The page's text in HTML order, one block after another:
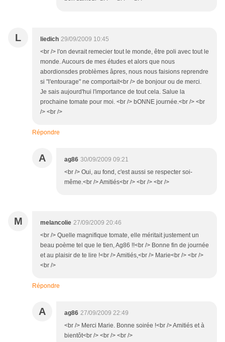
L liedich 29/09/2009 10:45
<br /> l'on devrait remecier tout le monde, être poli avec tout le
monde. Aucours de mes études et alors que nous
abordionsdes problèmes âpres, nous nous faisions reprendre
si "l'entourage" ne comportait<br /> de bonjour ou de merci.
Je sais aujourd'hui l'importance de tout cela. Salue la
prochaine tomate pour moi. <br /> bONNE journée.<br /> <br
/> <br />
Répondre
A ag86 30/09/2009 09:21
<br /> Oui, au fond, c'est aussi se respecter soi-
même.<br /> Amitiés<br /> <br /> <br />
M melancolie 27/09/2009 20:46
<br /> Quelle magnifique tomate, elle méritait justement un
beau poème tel que le tien, Ag86 !!<br /> Bonne fin de journée
et au plaisir de te lire !<br /> Amitiés,<br /> Marie<br /> <br />
<br />
Répondre
A ag86 27/09/2009 22:49
<br /> Merci Marie. Bonne soirée !<br /> Amitiés et à
bientôt<br /> <br /> <br />